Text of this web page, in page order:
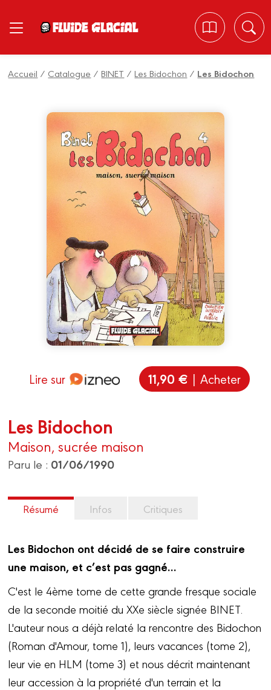
Accueil / Catalogue /BINET /Les Bidochon / Les Bidochon
Lire sur 11,90 € | Acheter
Les Bidochon
Maison, sucrée maison
Paru le : 01/06/1990
Résumé Infos Critiques
Les Bidochon ont décidé de se faire construire
une maison, et c’est pas gagné…
C'est le 4ème tome de cette grande fresque sociale
de la seconde moitié du XXe siècle signée BINET.
L'auteur nous a déjà relaté la rencontre des Bidochon
(Roman d'Amour, tome 1), leurs vacances (tome 2),
leur vie en HLM (tome 3) et nous décrit maintenant
leur accession à la propriété d'un terrain et la